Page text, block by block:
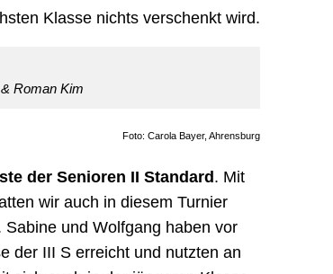
Klasse nichts verschenkt wird.
Roman Kim
Foto: Carola Bayer, Ahrensburg
der Senioren II Standard. Mit
wir auch in diesem Turnier
und Wolfgang haben vor
der III S erreicht und nutzten an